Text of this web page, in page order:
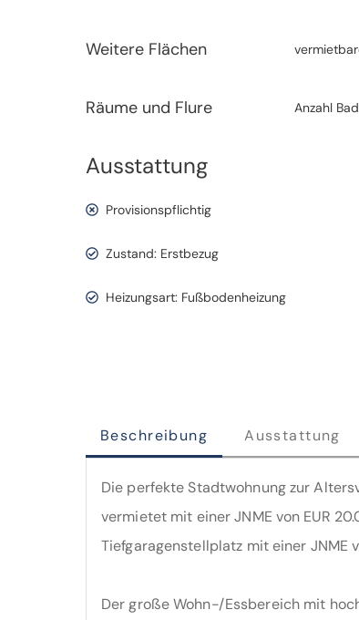
Weitere Flächen
Räume und Flure Anzahl
Ausstattung
Provisionspflichtig
Zustand: Erstbezug
Heizungsart: Fußbodenheizung
Beschreibung Ausstattung
Die perfekte Stadtwohnung zur
vermietet mit einer JNME von EUR
Tiefgaragenstellplatz mit einer JNME
Der große Wohn-/Essbereich mit